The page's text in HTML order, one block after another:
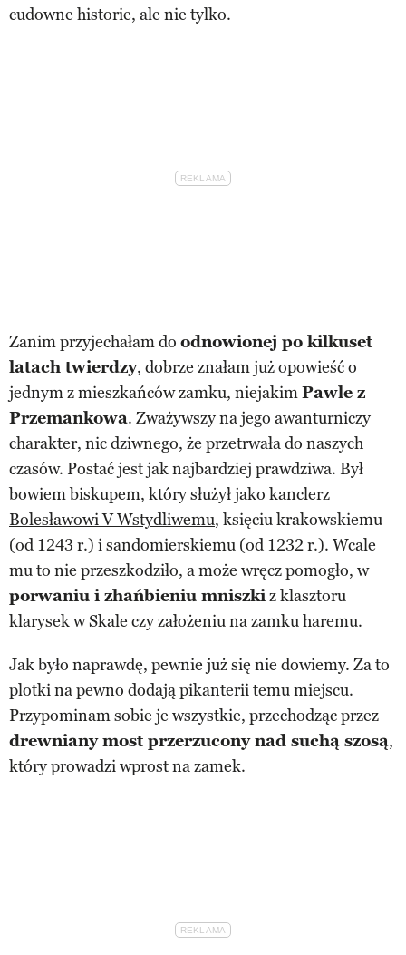
cudowne historie, ale nie tylko.
Zanim przyjechałam do odnowionej po kilkuset
latach twierdzy, dobrze znałam już opowieść o
jednym z mieszkańców zamku, niejakimPawle z
Przemankowa. Zważywszy na jego awanturniczy
charakter, nic dziwnego, że przetrwała do naszych
czasów. Postać jest jak najbardziej prawdziwa. Był
bowiem biskupem, który służył jako kanclerz
Bolesławowi V Wstydliwemu, księciu krakowskiemu
(od 1243 r.) i sandomierskiemu (od 1232 r.). Wcale
mu to nie przeszkodziło, a może wręcz pomogło, w
porwaniu i zhańbieniu mniszkiz klasztoru
klarysek w Skale czy założeniu na zamku haremu.
Jak było naprawdę, pewnie już się nie dowiemy. Za to
plotki na pewno dodają pikanterii temu miejscu.
Przypominam sobie je wszystkie, przechodząc przez
drewniany most przerzucony nad suchą szosą,
który prowadzi wprost na zamek.